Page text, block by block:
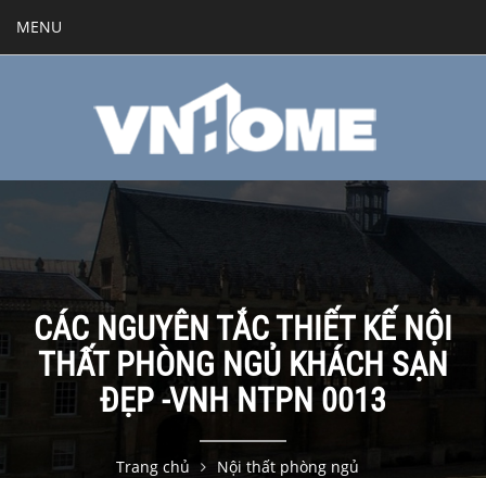
MENU
CÁC NGUYÊN TẮC THIẾT KẾ NỘI
THẤT PHÒNG NGỦ KHÁCH SẠN
ĐẸP -VNH NTPN 0013
Trang chủ Nội thất phòng ngủ